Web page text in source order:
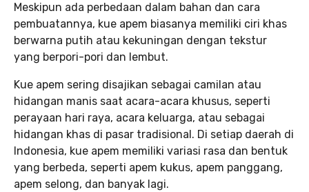
Meskipun ada perbedaan dalam bahan dan cara
pembuatannya, kue apem biasanya memiliki ciri khas
berwarna putih atau kekuningan dengan tekstur
yang berpori-pori dan lembut.
Kue apem sering disajikan sebagai camilan atau
hidangan manis saat acara-acara khusus, seperti
perayaan hari raya, acara keluarga, atau sebagai
hidangan khas di pasar tradisional. Di setiap daerah di
Indonesia, kue apem memiliki variasi rasa dan bentuk
yang berbeda, seperti apem kukus, apem panggang,
apem selong, dan banyak lagi.